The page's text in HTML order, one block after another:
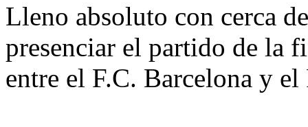
Lleno absoluto con cerca
presenciar el partido de la
entre el F.C. Barcelona y